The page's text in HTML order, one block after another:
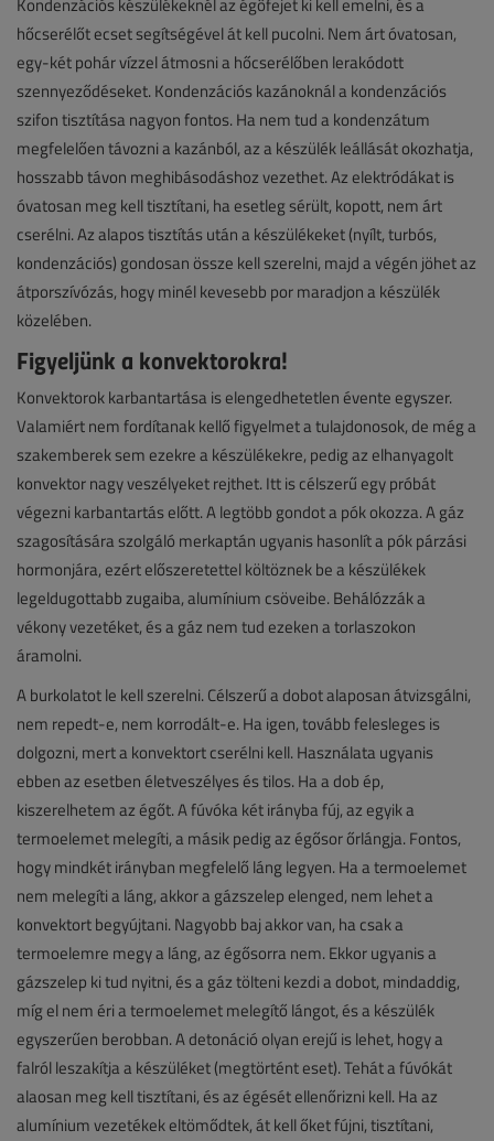
Kondenzációs készülékeknél az égőfejet ki kell emelni, és a
hőcserélőt ecset segítségével át kell pucolni. Nem árt óvatosan,
egy-két pohár vízzel átmosni a hőcserélőben lerakódott
szennyeződéseket. Kondenzációs kazánoknál a kondenzációs
szifon tisztítása nagyon fontos. Ha nem tud a kondenzátum
megfelelően távozni a kazánból, az a készülék leállását okozhatja,
hosszabb távon meghibásodáshoz vezethet. Az elektródákat is
óvatosan meg kell tisztítani, ha esetleg sérült, kopott, nem árt
cserélni. Az alapos tisztítás után a készülékeket (nyílt, turbós,
kondenzációs) gondosan össze kell szerelni, majd a végén jöhet az
átporszívózás, hogy minél kevesebb por maradjon a készülék
közelében.
Figyeljünk a konvektorokra!
Konvektorok karbantartása is elengedhetetlen évente egyszer.
Valamiért nem fordítanak kellő figyelmet a tulajdonosok, de még a
szakemberek sem ezekre a készülékekre, pedig az elhanyagolt
konvektor nagy veszélyeket rejthet. Itt is célszerű egy próbát
végezni karbantartás előtt. A legtöbb gondot a pók okozza. A gáz
szagosítására szolgáló merkaptán ugyanis hasonlít a pók párzási
hormonjára, ezért előszeretettel költöznek be a készülékek
legeldugottabb zugaiba, alumínium csöveibe. Behálózzák a
vékony vezetéket, és a gáz nem tud ezeken a torlaszokon
áramolni.
A burkolatot le kell szerelni. Célszerű a dobot alaposan átvizsgálni,
nem repedt-e, nem korrodált-e. Ha igen, tovább felesleges is
dolgozni, mert a konvektort cserélni kell. Használata ugyanis
ebben az esetben életveszélyes és tilos. Ha a dob ép,
kiszerelhetem az égőt. A fúvóka két irányba fúj, az egyik a
termoelemet melegíti, a másik pedig az égősor őrlángja. Fontos,
hogy mindkét irányban megfelelő láng legyen. Ha a termoelemet
nem melegíti a láng, akkor a gázszelep elenged, nem lehet a
konvektort begyújtani. Nagyobb baj akkor van, ha csak a
termoelemre megy a láng, az égősorra nem. Ekkor ugyanis a
gázszelep ki tud nyitni, és a gáz tölteni kezdi a dobot, mindaddig,
míg el nem éri a termoelemet melegítő lángot, és a készülék
egyszerűen berobban. A detonáció olyan erejű is lehet, hogy a
falról leszakítja a készüléket (megtörtént eset). Tehát a fúvókát
alaosan meg kell tisztítani, és az égését ellenőrizni kell. Ha az
alumínium vezetékek eltömődtek, át kell őket fújni, tisztítani,